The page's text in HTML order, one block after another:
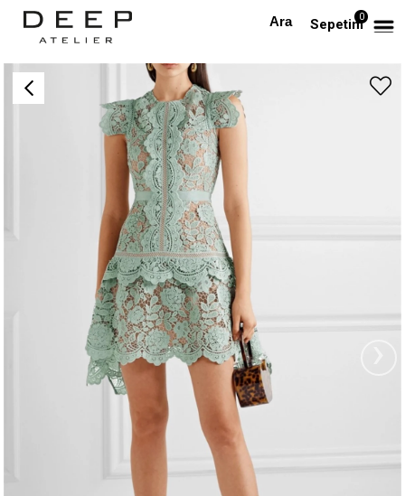
Sepetim0
Anasayfa TÜM ELBİSELER Mint Yeşili Dantelli Tasarım Elbise